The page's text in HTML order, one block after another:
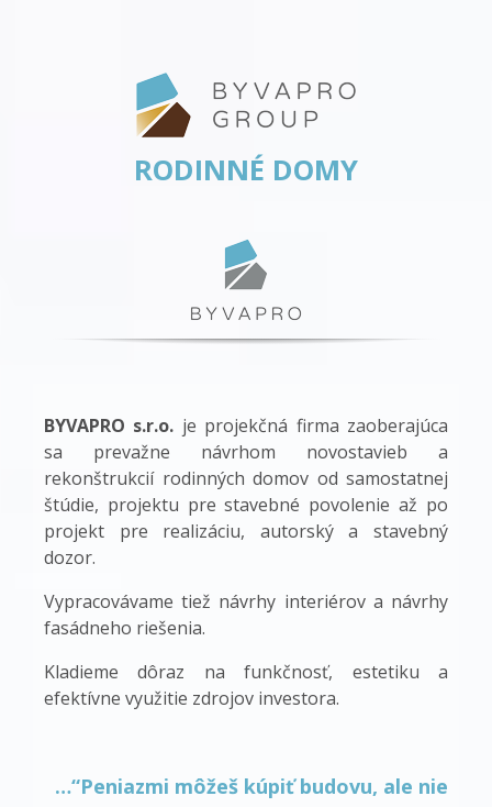
RODINNÉ DOMY
BYVAPRO s.r.o. je projekčná firma zaoberajúca
sa prevažne návrhom novostavieb a
rekonštrukcií rodinných domov od samostatnej
štúdie, projektu pre stavebné povolenie až po
projekt pre realizáciu, autorský a stavebný
dozor.
Vypracovávame tiež návrhy interiérov a návrhy
fasádneho riešenia.
Kladieme dôraz na funkčnosť, estetiku a
efektívne využitie zdrojov investora.
…“Peniazmi môžeš kúpiť budovu, ale nie